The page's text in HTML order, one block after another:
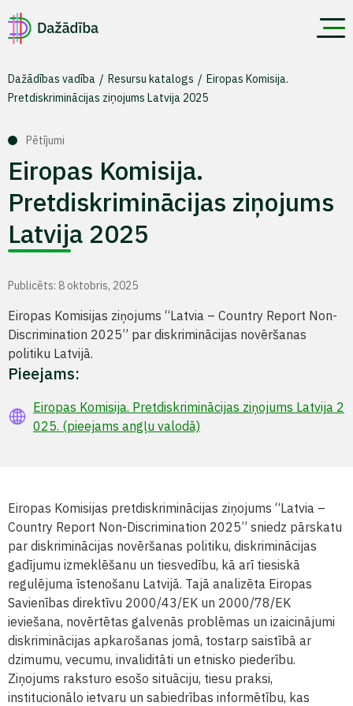
Dažādības vadība Resursu katalogs
Eiropas Komisija.
Pretdiskriminācijas ziņojums Latvija 2025
Pētījumi
Eiropas Komisija.
Pretdiskriminācijas ziņojums
Latvija 2025
Publicēts: 8 oktobris, 2025
Eiropas Komisijas ziņojums “Latvia – Country Report Non-
Discrimination 2025” par diskriminācijas novēršanas
politiku Latvijā.
Pieejams:
Eiropas Komisija. Pretdiskriminācijas ziņojums Latvija 2
025. (pieejams angļu valodā)
Eiropas Komisijas pretdiskriminācijas ziņojums “Latvia –
Country Report Non-Discrimination 2025” sniedz pārskatu
par diskriminācijas novēršanas politiku, diskriminācijas
gadījumu izmeklēšanu un tiesvedību, kā arī tiesiskā
regulējuma īstenošanu Latvijā. Tajā analizēta Eiropas
Savienības direktīvu 2000/43/EK un 2000/78/EK
ieviešana, novērtētas galvenās problēmas un izaicinājumi
diskriminācijas apkarošanas jomā, tostarp saistībā ar
dzimumu, vecumu, invaliditāti un etnisko piederību.
Ziņojums raksturo esošo situāciju, tiesu praksi,
institucionālo ietvaru un sabiedrības informētību, kas